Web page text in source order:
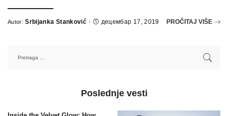
Autor: Srbijanka Stanković децембар 17, 2019 PROČITAJ VIŠE
Poslednje vesti